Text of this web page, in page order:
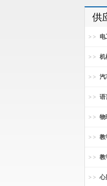
供
机
汽
语
物
教
教
心